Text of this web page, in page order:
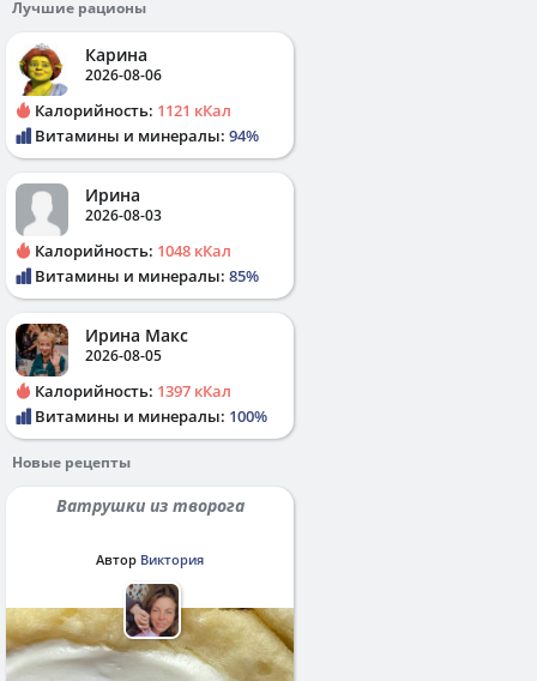
Лучшие рационы
Карина
2026-08-06
Калорийность: 1121 кКал
Витамины и минералы: 94%
Ирина
2026-08-03
Калорийность: 1048 кКал
Витамины и минералы: 85%
Ирина Макс
2026-08-05
Калорийность: 1397 кКал
Витамины и минералы: 100%
Новые рецепты
Ватрушки из творога
Автор Виктория